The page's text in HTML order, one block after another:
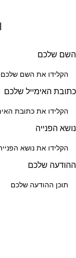
השם שלכם
כתובת האימייל שלכם
נושא הפנייה
ההודעה שלכם